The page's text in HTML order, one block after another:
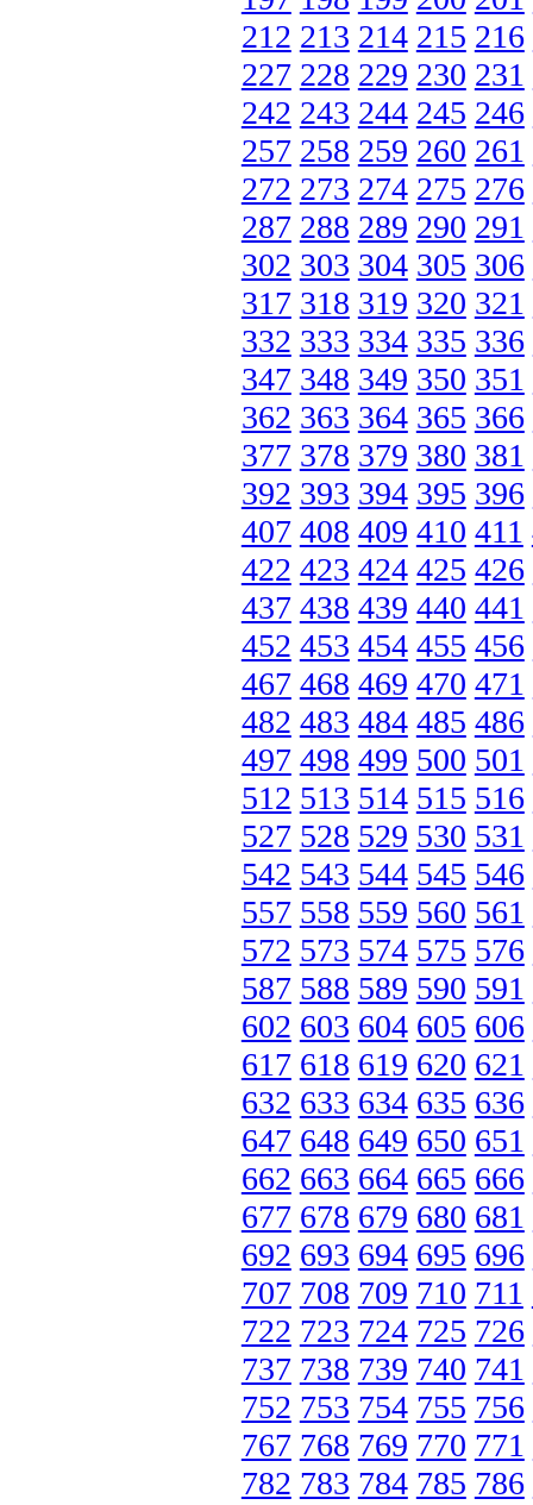
212 213 214 215 216
227 228 229 230 231
242 243 244 245 246
257 258 259 260 261
272 273 274 275 276
287 288 289 290 291
302 303 304 305 306
317 318 319 320 321
332 333 334 335 336
347 348 349 350 351
362 363 364 365 366
377 378 379 380 381
392 393 394 395 396
407 408 409 410 411
422 423 424 425 426
437 438 439 440 441
452 453 454 455 456
467 468 469 470 471
482 483 484 485 486
497 498 499 500 501
512 513 514 515 516
527 528 529 530 531
542 543 544 545 546
557 558 559 560 561
572 573 574 575 576
587 588 589 590 591
602 603 604 605 606
617 618 619 620 621
632 633 634 635 636
647 648 649 650 651
662 663 664 665 666
677 678 679 680 681
692 693 694 695 696
707 708 709 710 711
722 723 724 725 726
737 738 739 740 741
752 753 754 755 756
767 768 769 770 771
782 783 784 785 786